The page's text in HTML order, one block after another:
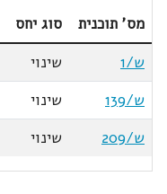
מס' תוכנית סוג יחס
ש/1
שינוי
ש/139
שינוי
ש/209
שינוי